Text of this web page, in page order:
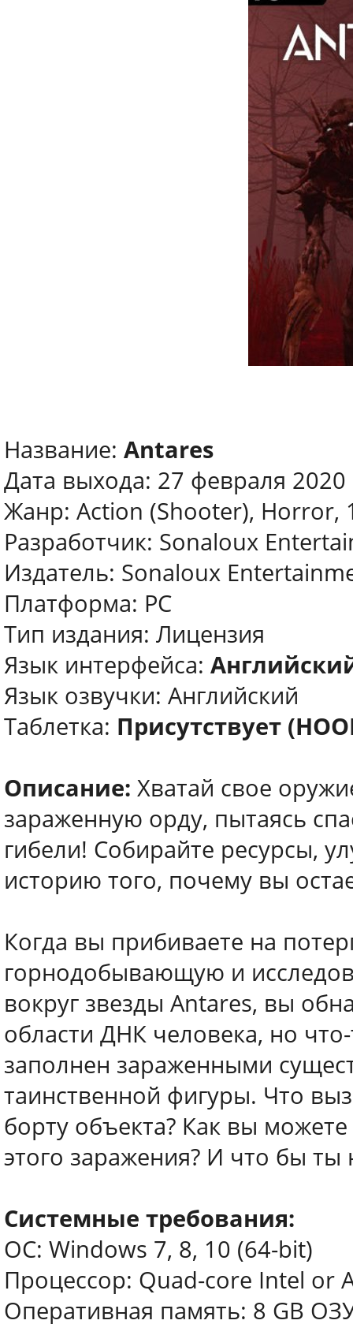
Название: Antares
Дата выхода: 27 февраля 2020
Жанр: Action (Shooter), Horror,
Разработчик: Sonaloux
Издатель: Sonaloux
Платформа: PC
Тип издания: Лицензия
Язык интерфейса:
Язык озвучки: Английский
Таблетка: Присутствует
Описание: Хватай свое
зараженную орду, пытаясь
гибели! Собирайте ресурсы,
историю того, почему вы
Когда вы прибиваете на
горнодобывающую и
вокруг звезды Antares, вы
области ДНК человека, но
заполнен зараженными
таинственной фигуры. Что
борту объекта? Как вы
этого заражения? И что бы
Системные требования:
ОС: Windows 7, 8, 10 (64-bit)
Процессор: Quad-core Intel or
Оперативная память: 8 GB